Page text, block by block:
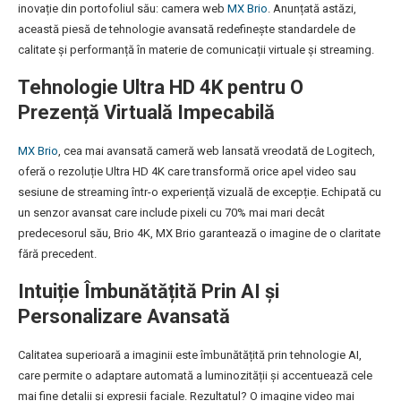
inovație din portofoliul său: camera web MX Brio . Anunțată astăzi,
această piesă de tehnologie avansată redefinește standardele de
calitate și performanță în materie de comunicații virtuale și streaming.
Tehnologie Ultra HD 4K pentru O
Prezență Virtuală Impecabilă
MX Brio , cea mai avansată cameră web lansată vreodată de Logitech,
oferă o rezoluție Ultra HD 4K care transformă orice apel video sau
sesiune de streaming într-o experiență vizuală de excepție. Echipată cu
un senzor avansat care include pixeli cu 70% mai mari decât
predecesorul său, Brio 4K, MX Brio garantează o imagine de o claritate
fără precedent.
Intuiție Îmbunătățită Prin AI și
Personalizare Avansată
Calitatea superioară a imaginii este îmbunătățită prin tehnologie AI,
care permite o adaptare automată a luminozității și accentuează cele
mai fine detalii și expresii faciale. Rezultatul? O imagine video mai